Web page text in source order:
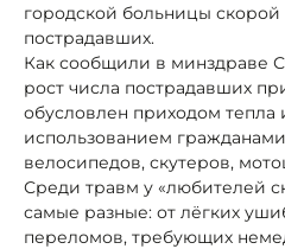
городской больницы
пострадавших.
Как сообщили в минздраве
рост числа пострадавших
обусловлен приходом тепла
использованием
велосипедов, скутеров,
Среди травм у «любителей
самые разные: от лёгких
переломов, требующих